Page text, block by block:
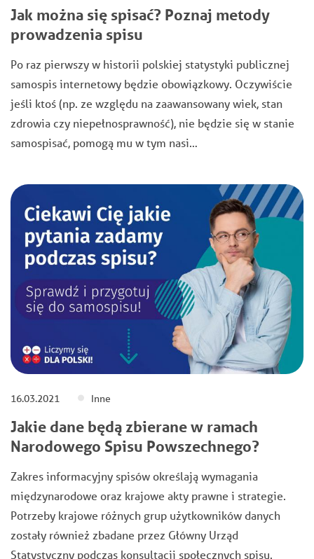
Jak można się spisać? Poznaj metody
prowadzenia spisu
Po raz pierwszy w historii polskiej statystyki publicznej
samospis internetowy będzie obowiązkowy. Oczywiście
jeśli ktoś (np. ze względu na zaawansowany wiek, stan
zdrowia czy niepełnosprawność), nie będzie się w stanie
samospisać, pomogą mu w tym nasi…
16.03.2021 Inne
Jakie dane będą zbierane w ramach
Narodowego Spisu Powszechnego?
Zakres informacyjny spisów określają wymagania
międzynarodowe oraz krajowe akty prawne i strategie.
Potrzeby krajowe różnych grup użytkowników danych
zostały również zbadane przez Główny Urząd
Statystyczny podczas konsultacji społecznych spisu.